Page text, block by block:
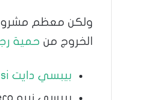
ولكن معظم
الخروج من حمية
بيبسي دايت Diet Pepsi